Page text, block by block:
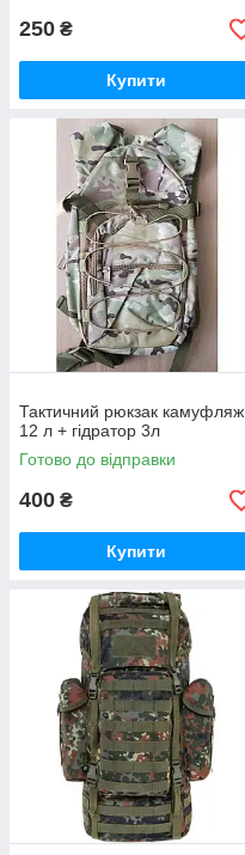
250 ₴
Купити
Тактичний рюкзак камуфляж
12 л + гідратор 3л
Готово до відправки
400 ₴
Купити